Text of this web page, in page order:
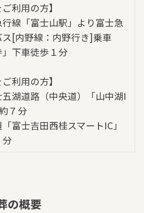
ご利用の方】
行線「富士山駅」より富士急
[内野線：内野行き]乗車
」下車徒歩１分
ご利用の方】
五湖道路（中央道）「山中湖I
７分
「富士吉田西桂スマートIC」
分
の概要